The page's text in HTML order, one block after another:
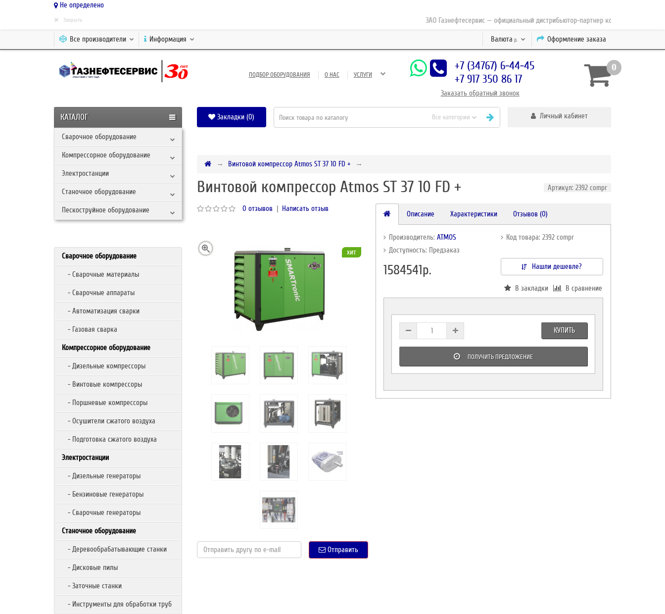
Не определено
ЗАО Газнефтесервис — официальный дистрибьютор-партнер концерна ESAB с 2010
× Закрыть
Оформление заказа
Валюта р.
Все производители Информация
ПОДБОР ОБОРУДОВАНИЯ О НАС УСЛУГИ
+7 (34767) 6-44-45
+7 917 350 86 17
Заказать обратный звонок
0
КАТАЛОГ
Сварочное оборудование
Компрессорное оборудование
Электростанции
Станочное оборудование
Пескоструйное оборудование
Закладки (0) Все категории Личный кабинет
Сварочное оборудование
- Сварочные материалы
- Сварочные аппараты
- Автоматизация сварки
- Газовая сварка
Компрессорное оборудование
- Дизельные компрессоры
- Винтовые компрессоры
- Поршневые компрессоры
- Осушители сжатого воздуха
- Подготовка сжатого воздуха
Электростанции
- Дизельные генераторы
- Бензиновые генераторы
- Сварочные генераторы
Станочное оборудование
- Деревообрабатывающие станки
- Дисковые пилы
- Заточные станки
- Инструменты для обработки труб
Винтовой компрессор Atmos ST 37 10 FD +
Винтовой компрессор Atmos ST 37 10 FD + Артикул: 2392 compr
0 отзывов | Написать отзыв
хит
Отправить
Описание Характеристики Отзывов (0)
Производитель:ATMOS
Код товара: 2392 compr
Доступность: Предзаказ
1584541р. Нашли дешевле?
В закладки В сравнение
КУПИТЬ
ПОЛУЧИТЬ ПРЕДЛОЖЕНИЕ